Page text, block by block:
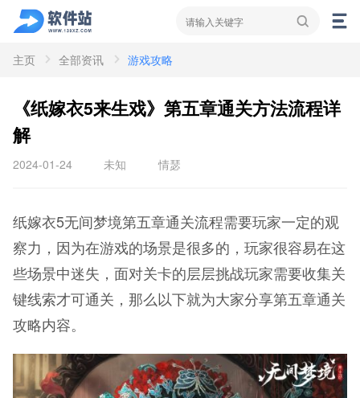
资讯
新闻 攻略
主页 全部资讯 游戏攻略
《纸嫁衣5来生戏》第五章通关方法流程详
解
2024-01-24 未知 情瑟
纸嫁衣5无间梦境第五章通关流程需要玩家一定的观
察力，因为在游戏的场景是很多的，玩家很容易在这
些场景中迷失，面对关卡的层层挑战玩家需要收集关
键线索才可通关，那么以下就为大家分享第五章通关
攻略内容。